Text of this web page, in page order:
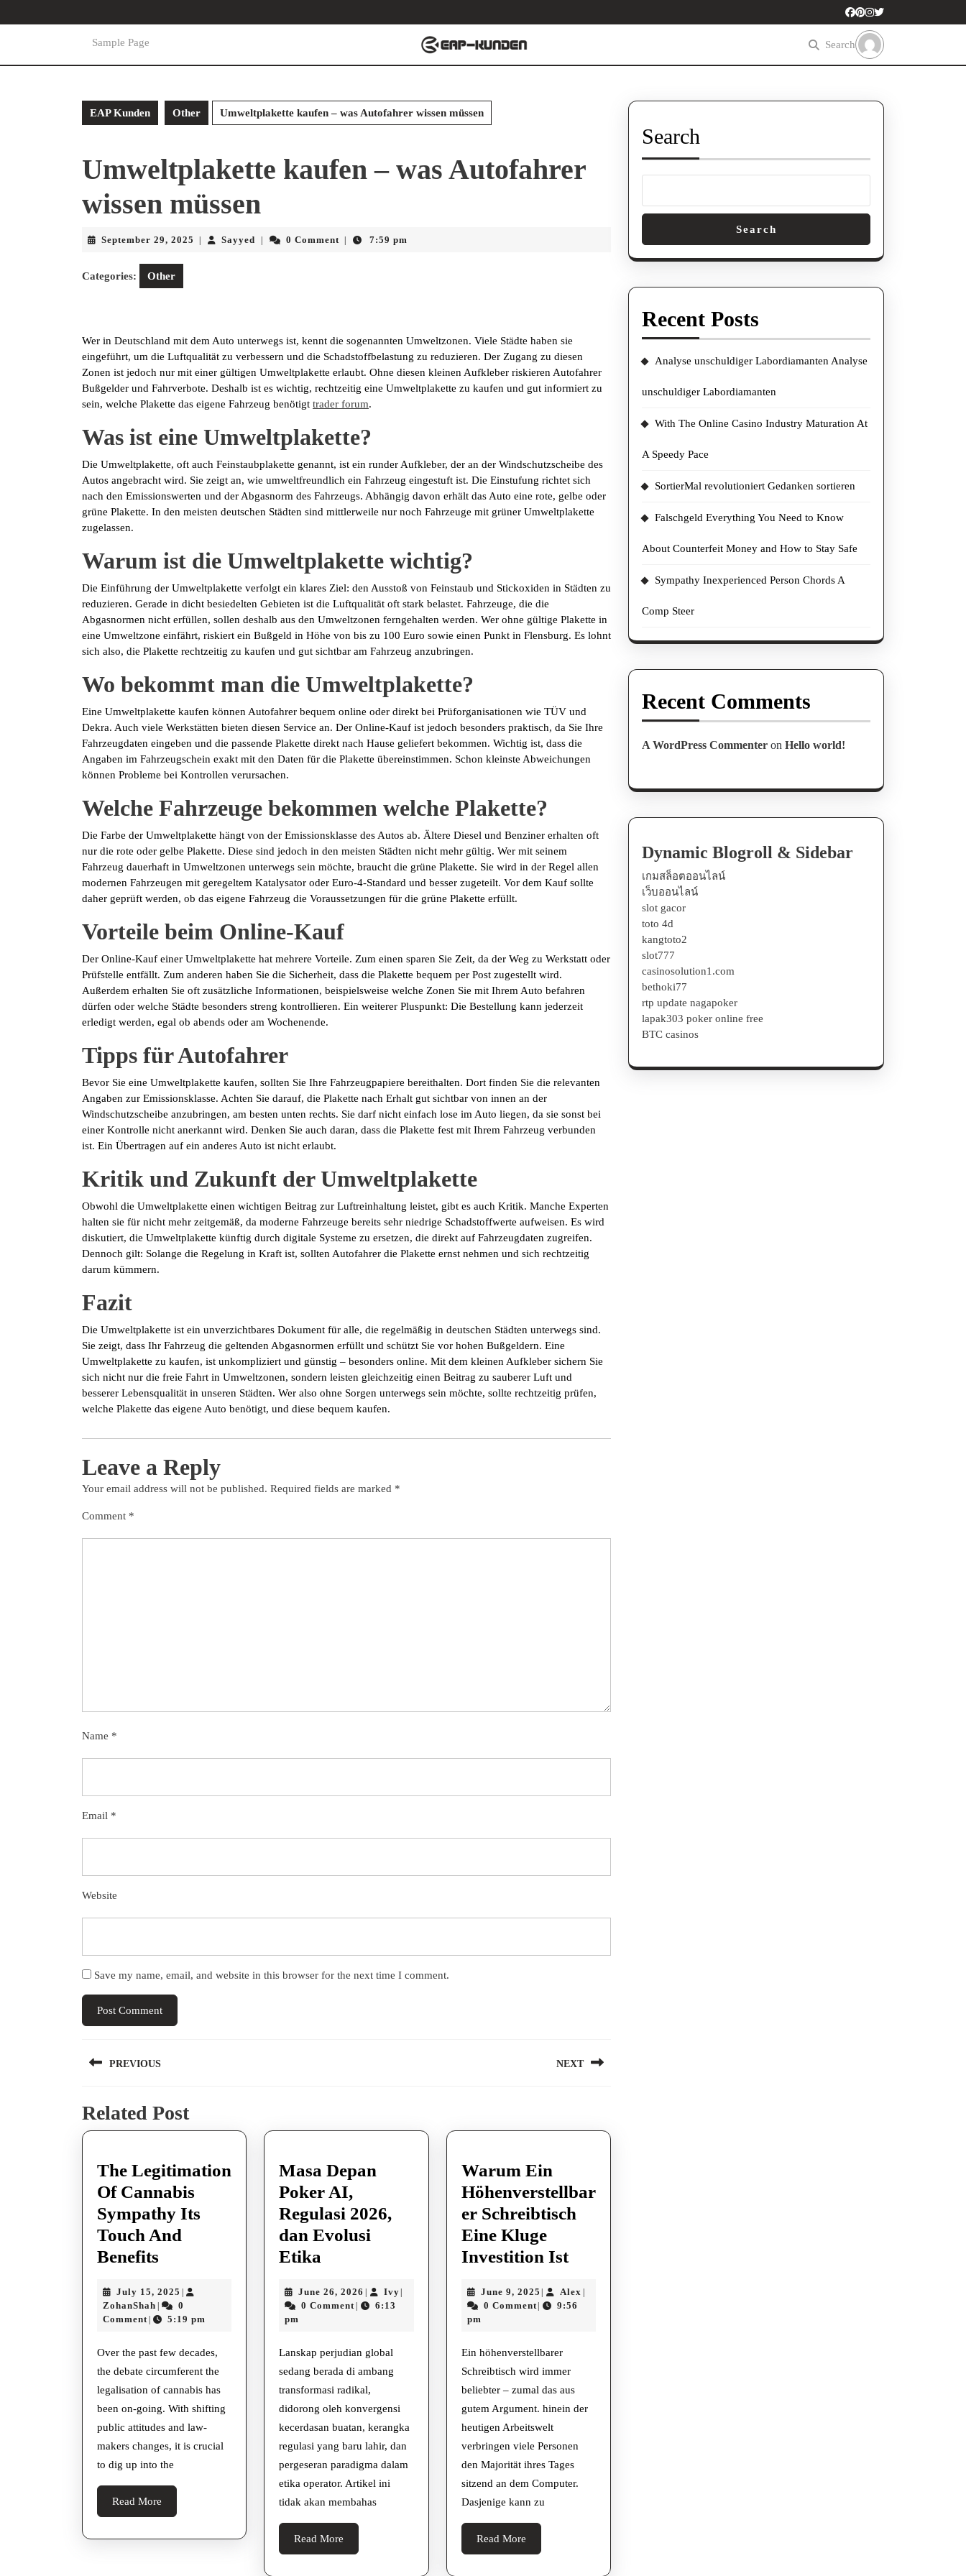
to
Sample Page Search
EAP Kunden Other Umweltplakette kaufen – was Autofahrer wissen müssen
Umweltplakette kaufen – was Autofahrer
wissen müssen
September 29, 2025 September
Sayyed Sayyed0 Comment 7:59 pm
Categories: Other
Wer in Deutschland mit dem Auto unterwegs ist, kennt die sogenannten Umweltzonen. Viele Städte haben sie
eingeführt, um die Luftqualität zu verbessern und die Schadstoffbelastung zu reduzieren. Der Zugang zu diesen
Zonen ist jedoch nur mit einer gültigen Umweltplakette erlaubt. Ohne diesen kleinen Aufkleber riskieren Autofahrer
Bußgelder und Fahrverbote. Deshalb ist es wichtig, rechtzeitig eine Umweltplakette zu kaufen und gut informiert zu
sein, welche Plakette das eigene Fahrzeug benötigt trader forum.
Was ist eine Umweltplakette?
Die Umweltplakette, oft auch Feinstaubplakette genannt, ist ein runder Aufkleber, der an der Windschutzscheibe des
Autos angebracht wird. Sie zeigt an, wie umweltfreundlich ein Fahrzeug eingestuft ist. Die Einstufung richtet sich
nach den Emissionswerten und der Abgasnorm des Fahrzeugs. Abhängig davon erhält das Auto eine rote, gelbe oder
grüne Plakette. In den meisten deutschen Städten sind mittlerweile nur noch Fahrzeuge mit grüner Umweltplakette
zugelassen.
Warum ist die Umweltplakette wichtig?
Die Einführung der Umweltplakette verfolgt ein klares Ziel: den Ausstoß von Feinstaub und Stickoxiden in Städten zu
reduzieren. Gerade in dicht besiedelten Gebieten ist die Luftqualität oft stark belastet. Fahrzeuge, die die
Abgasnormen nicht erfüllen, sollen deshalb aus den Umweltzonen ferngehalten werden. Wer ohne gültige Plakette in
eine Umweltzone einfährt, riskiert ein Bußgeld in Höhe von bis zu 100 Euro sowie einen Punkt in Flensburg. Es lohnt
sich also, die Plakette rechtzeitig zu kaufen und gut sichtbar am Fahrzeug anzubringen.
Wo bekommt man die Umweltplakette?
Eine Umweltplakette kaufen können Autofahrer bequem online oder direkt bei Prüforganisationen wie TÜV und
Dekra. Auch viele Werkstätten bieten diesen Service an. Der Online-Kauf ist jedoch besonders praktisch, da Sie Ihre
Fahrzeugdaten eingeben und die passende Plakette direkt nach Hause geliefert bekommen. Wichtig ist, dass die
Angaben im Fahrzeugschein exakt mit den Daten für die Plakette übereinstimmen. Schon kleinste Abweichungen
können Probleme bei Kontrollen verursachen.
Welche Fahrzeuge bekommen welche Plakette?
Die Farbe der Umweltplakette hängt von der Emissionsklasse des Autos ab. Ältere Diesel und Benziner erhalten oft
nur die rote oder gelbe Plakette. Diese sind jedoch in den meisten Städten nicht mehr gültig. Wer mit seinem
Fahrzeug dauerhaft in Umweltzonen unterwegs sein möchte, braucht die grüne Plakette. Sie wird in der Regel allen
modernen Fahrzeugen mit geregeltem Katalysator oder Euro-4-Standard und besser zugeteilt. Vor dem Kauf sollte
daher geprüft werden, ob das eigene Fahrzeug die Voraussetzungen für die grüne Plakette erfüllt.
Vorteile beim Online-Kauf
Der Online-Kauf einer Umweltplakette hat mehrere Vorteile. Zum einen sparen Sie Zeit, da der Weg zu Werkstatt oder
Prüfstelle entfällt. Zum anderen haben Sie die Sicherheit, dass die Plakette bequem per Post zugestellt wird.
Außerdem erhalten Sie oft zusätzliche Informationen, beispielsweise welche Zonen Sie mit Ihrem Auto befahren
dürfen oder welche Städte besonders streng kontrollieren. Ein weiterer Pluspunkt: Die Bestellung kann jederzeit
erledigt werden, egal ob abends oder am Wochenende.
Tipps für Autofahrer
Bevor Sie eine Umweltplakette kaufen, sollten Sie Ihre Fahrzeugpapiere bereithalten. Dort finden Sie die relevanten
Angaben zur Emissionsklasse. Achten Sie darauf, die Plakette nach Erhalt gut sichtbar von innen an der
Windschutzscheibe anzubringen, am besten unten rechts. Sie darf nicht einfach lose im Auto liegen, da sie sonst bei
einer Kontrolle nicht anerkannt wird. Denken Sie auch daran, dass die Plakette fest mit Ihrem Fahrzeug verbunden
ist. Ein Übertragen auf ein anderes Auto ist nicht erlaubt.
Kritik und Zukunft der Umweltplakette
Obwohl die Umweltplakette einen wichtigen Beitrag zur Luftreinhaltung leistet, gibt es auch Kritik. Manche Experten
halten sie für nicht mehr zeitgemäß, da moderne Fahrzeuge bereits sehr niedrige Schadstoffwerte aufweisen. Es wird
diskutiert, die Umweltplakette künftig durch digitale Systeme zu ersetzen, die direkt auf Fahrzeugdaten zugreifen.
Dennoch gilt: Solange die Regelung in Kraft ist, sollten Autofahrer die Plakette ernst nehmen und sich rechtzeitig
darum kümmern.
Fazit
Die Umweltplakette ist ein unverzichtbares Dokument für alle, die regelmäßig in deutschen Städten unterwegs sind.
Sie zeigt, dass Ihr Fahrzeug die geltenden Abgasnormen erfüllt und schützt Sie vor hohen Bußgeldern. Eine
Umweltplakette zu kaufen, ist unkompliziert und günstig – besonders online. Mit dem kleinen Aufkleber sichern Sie
sich nicht nur die freie Fahrt in Umweltzonen, sondern leisten gleichzeitig einen Beitrag zu sauberer Luft und
besserer Lebensqualität in unseren Städten. Wer also ohne Sorgen unterwegs sein möchte, sollte rechtzeitig prüfen,
welche Plakette das eigene Auto benötigt, und diese bequem kaufen.
Leave a Reply
Your email address will not be published. Required fields are marked *
Comment *
Name *
Email *
Website
Save my name, email, and website in this browser for the next time I comment.
PostPREVIOUS
post:
NEXT
Related Post
The Legitimation
Of Cannabis
Sympathy Its
Touch And
Benefits
Of
Cannabis
Its
Touch
And
Benefits
July 15, 2025 July
15,
2025
|
ZohanShah ZohanShah
|
0
Comment | 5:19 pm
Over the past few decades,
the debate circumferent the
legalisation of cannabis has
been on-going. With shifting
public attitudes and law-
makers changes, it is crucial
to dig up into the
Read More
More
Masa Depan
Poker AI,
Regulasi 2026,
dan Evolusi
Etika
Poker
2026,
dan
Evolusi
Etika
June 26, 2026 June
26,
| IvyIvy
|
0 Comment |
6:13
pm
Lanskap perjudian global
sedang berada di ambang
transformasi radikal,
didorong oleh konvergensi
kecerdasan buatan, kerangka
regulasi yang baru lahir, dan
pergeseran paradigma dalam
etika operator. Artikel ini
tidak akan membahas
Read More
More
Warum Ein
Höhenverstellbar
er Schreibtisch
Eine Kluge
Investition IstWarum
Höhenverstellbarer
Investition
Ist
June 9, 2025 June
9,
| Alex Alex
|
0 Comment|
9:56
pm
Ein höhenverstellbarer
Schreibtisch wird immer
beliebter – zumal das aus
gutem Argument. hinein der
heutigen Arbeitswelt
verbringen viele Personen
den Majorität ihres Tages
sitzend an dem Computer.
Dasjenige kann zu
Read MoreRead
More
Search
Search
Recent Posts
Analyse unschuldiger Labordiamanten Analyse
unschuldiger Labordiamanten
With The Online Casino Industry Maturation At
A Speedy Pace
SortierMal revolutioniert Gedanken sortieren
Falschgeld Everything You Need to Know
About Counterfeit Money and How to Stay Safe
Sympathy Inexperienced Person Chords A
Comp Steer
Recent Comments
A WordPress Commenter on Hello world!
Dynamic Blogroll & Sidebar
เกมสล็อตออนไลน์
เว็บออนไลน์
slot gacor
toto 4d
kangtoto2
slot777
casinosolution1.com
bethoki77
rtp update nagapoker
lapak303 poker online free
BTC casinos